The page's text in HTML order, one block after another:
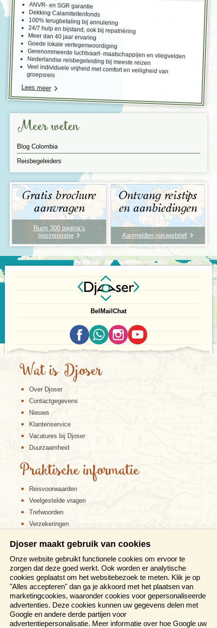
ANVR- en SGR garantie
Dekking Calamiteitenfonds
100% terugbetaling bij annulering
24/7 hulp en bijstand, ook bij repatriëring
Meer dan 40 jaar ervaring
Goede lokale vertegenwoordiging
Gerenommeerde luchtvaart- maatschappijen en vliegvelden
Nederlandse reisbegeleiding bij meeste reizen
Veel individuele vrijheid met comfort en veiligheid van
groepsreis
Lees meer
Meer weten
Blog Colombia
Reisbegeleiders
Gratis brochure
aanvragen
Ruim 300 pagina’s
reisinspiratie
Ontvang reistips
en aanbiedingen
Aanmelden nieuwsbrief
BelMailChat
Wat is Djoser
Over Djoser
Contactgegevens
Nieuws
Klantenservice
Vacatures bij Djoser
Duurzaamheid
Praktische informatie
Reisvoorwaarden
Veelgestelde vragen
Trefwoorden
Verzekeringen
Disclaimer
Cookiebeleid
Privacy verklaring
Reis en boek met Djoser zekerheid
Meer weten?
Brochures aanvragen
Djoser maakt gebruik van cookies
Onze website gebruikt functionele cookies om ervoor te
zorgen dat deze goed werkt. Ook worden er analytische
cookies geplaatst om het websitebezoek te meten. Klik je op
"Alles accepteren" dan ga je akkoord met het plaatsen van
marketingcookies, waaronder cookies voor gepersonaliseerde
advertenties. Deze cookies kunnen uw gegevens delen met
Google en andere derde partijen voor
advertentiepersonalisatie. Meer informatie over hoe Google uw